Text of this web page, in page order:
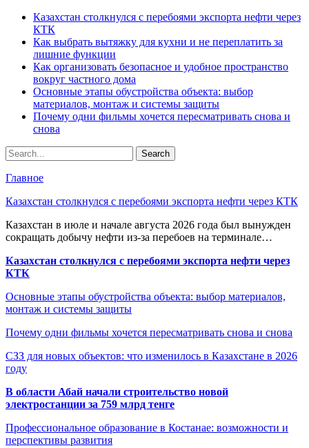
Казахстан столкнулся с перебоями экспорта нефти через
КТК
Как выбрать вытяжку для кухни и не переплатить за
лишние функции
Как организовать безопасное и удобное пространство
вокруг частного дома
Основные этапы обустройства объекта: выбор
материалов, монтаж и системы защиты
Почему одни фильмы хочется пересматривать снова и
снова
Главное
Казахстан столкнулся с перебоями экспорта нефти через КТК
Казахстан в июле и начале августа 2026 года был вынужден
сокращать добычу нефти из-за перебоев на терминале…
Казахстан столкнулся с перебоями экспорта нефти через
КТК
Основные этапы обустройства объекта: выбор материалов,
монтаж и системы защиты
Почему одни фильмы хочется пересматривать снова и снова
СЗЗ для новых объектов: что изменилось в Казахстане в 2026
году
В области Абай начали строительство новой
электростанции за 759 млрд тенге
Профессиональное образование в Костанае: возможности и
перспективы развития